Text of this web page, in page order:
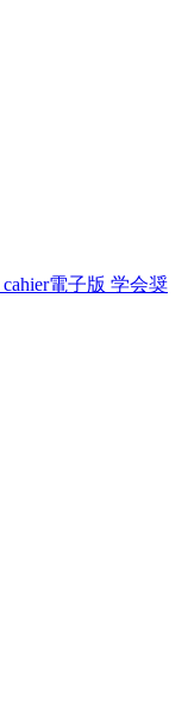
cahier電子版 学会奨